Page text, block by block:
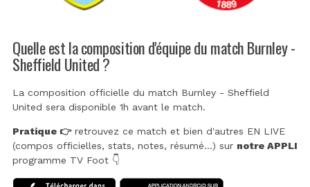
Quelle est la composition d'équipe du match Burnley -
Sheffield United ?
La composition officielle du match Burnley - Sheffield
United sera disponible 1h avant le match.
Pratique 👉retrouvez ce match et bien d'autres EN LIVE
(compos officielles, stats, notes, résumé...) sur notre APPLI
programme TV Foot 👇